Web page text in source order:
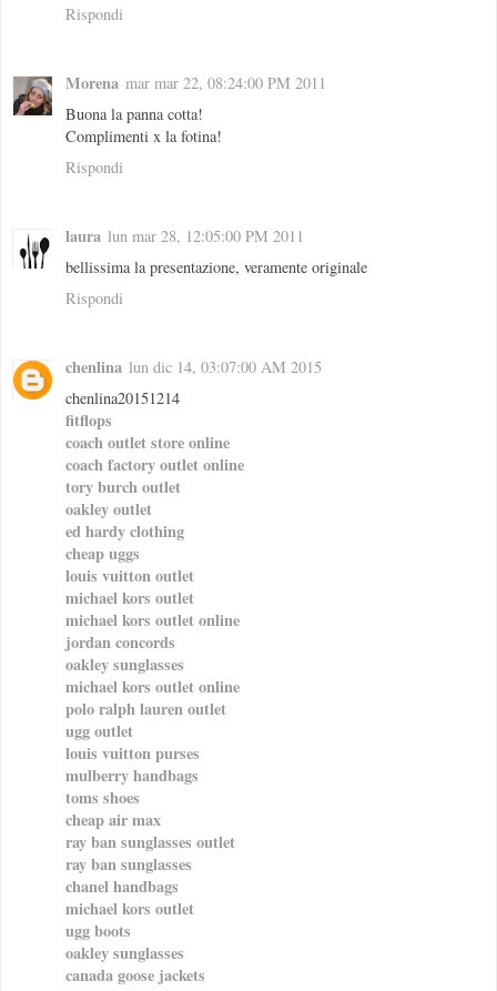
Rispondi
Morena mar mar 22, 08:24:00 PM 2011
Buona la panna cotta!
Complimenti x la fotina!
Rispondi
laura lun mar 28, 12:05:00 PM 2011
bellissima la presentazione, veramente originale
Rispondi
chenlina lun dic 14, 03:07:00 AM 2015
chenlina20151214
fitflops
coach outlet store online
coach factory outlet online
tory burch outlet
oakley outlet
ed hardy clothing
cheap uggs
louis vuitton outlet
michael kors outlet
michael kors outlet online
jordan concords
oakley sunglasses
michael kors outlet online
polo ralph lauren outlet
ugg outlet
louis vuitton purses
mulberry handbags
toms shoes
cheap air max
ray ban sunglasses outlet
ray ban sunglasses
chanel handbags
michael kors outlet
ugg boots
oakley sunglasses
canada goose jackets